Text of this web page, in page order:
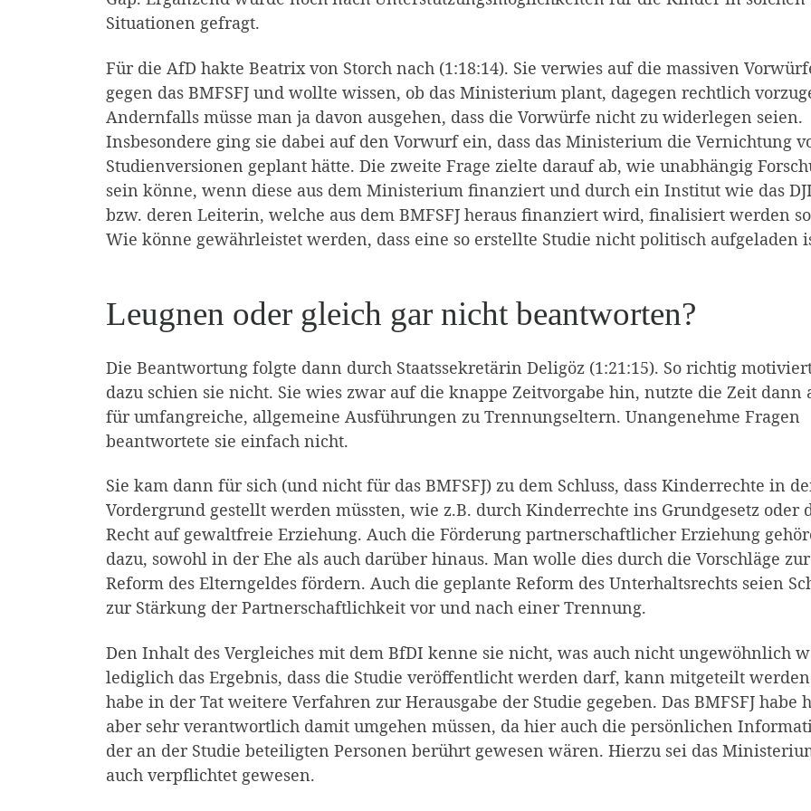
Situationen gefragt.
Für die AfD hakte Beatrix von Storch nach (1:18:14). Sie verwies auf die massiven
gegen das BMFSFJ und wollte wissen, ob das Ministerium plant, dagegen rechtlich
Andernfalls müsse man ja davon ausgehen, dass die Vorwürfe nicht zu widerlegen seien.
Insbesondere ging sie dabei auf den Vorwurf ein, dass das Ministerium die Vernichtung
Studienversionen geplant hätte. Die zweite Frage zielte darauf ab, wie unabhängig
sein könne, wenn diese aus dem Ministerium finanziert und durch ein Institut wie das DJI
bzw. deren Leiterin, welche aus dem BMFSFJ heraus finanziert wird, finalisiert werden
Wie könne gewährleistet werden, dass eine so erstellte Studie nicht politisch aufgeladen
Leugnen oder gleich gar nicht beantworten?
Die Beantwortung folgte dann durch Staatssekretärin Deligöz (1:21:15). So richtig
dazu schien sie nicht. Sie wies zwar auf die knappe Zeitvorgabe hin, nutzte die Zeit dann
für umfangreiche, allgemeine Ausführungen zu Trennungseltern. Unangenehme Fragen
beantwortete sie einfach nicht.
Sie kam dann für sich (und nicht für das BMFSFJ) zu dem Schluss, dass Kinderrechte in
Vordergrund gestellt werden müssten, wie z.B. durch Kinderrechte ins Grundgesetz oder
Recht auf gewaltfreie Erziehung. Auch die Förderung partnerschaftlicher Erziehung
dazu, sowohl in der Ehe als auch darüber hinaus. Man wolle dies durch die Vorschläge zur
Reform des Elterngeldes fördern. Auch die geplante Reform des Unterhaltsrechts seien
zur Stärkung der Partnerschaftlichkeit vor und nach einer Trennung.
Den Inhalt des Vergleiches mit dem BfDI kenne sie nicht, was auch nicht ungewöhnlich
lediglich das Ergebnis, dass die Studie veröffentlicht werden darf, kann mitgeteilt
habe in der Tat weitere Verfahren zur Herausgabe der Studie gegeben. Das BMFSFJ habe
aber sehr verantwortlich damit umgehen müssen, da hier auch die persönlichen
der an der Studie beteiligten Personen berührt gewesen wären. Hierzu sei das
auch verpflichtet gewesen.